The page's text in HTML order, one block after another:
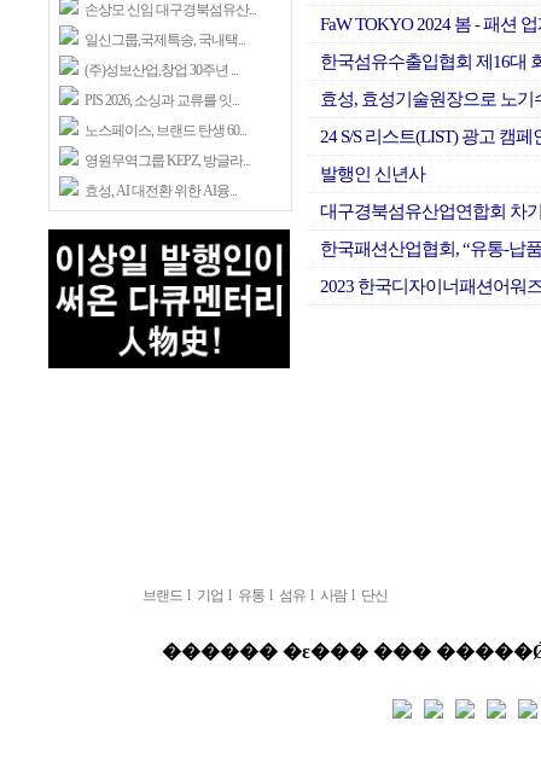
손상모 신임 대구경북섬유산...
일신그룹,국제특송, 국내택...
(주)성보산업,창업 30주년 ...
PIS 2026, 소싱과 교류를 잇...
노스페이스, 브랜드 탄생 60...
영원무역그룹 KEPZ, 방글라...
효성, AI 대전환 위한 AI융...
FaW TOKYO 2024 봄 - 패션
한국섬유수출입협회 제16대
효성, 효성기술원장으로 노기
24 S/S 리스트(LIST) 광고 캠페
발행인 신년사
대구경북섬유산업연합회 차
한국패션산업협회, “유통-납
2023 한국디자이너패션어워
브랜드 l 기업 l 유통 l 섬유 l 사람l 단신